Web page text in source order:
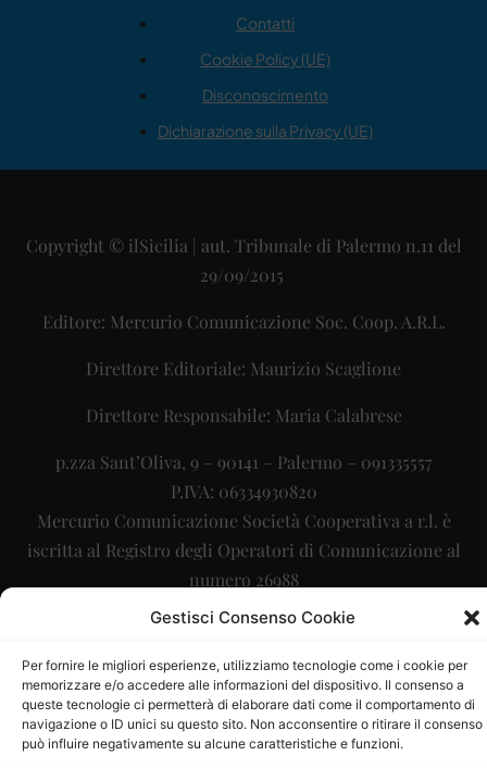
Gestisci Consenso Cookie
Per fornire le migliori esperienze, utilizziamo tecnologie come i cookie per
memorizzare e/o accedere alle informazioni del dispositivo. Il consenso a
queste tecnologie ci permetterà di elaborare dati come il comportamento di
navigazione o ID unici su questo sito. Non acconsentire o ritirare il consenso
può influire negativamente su alcune caratteristiche e funzioni.
Contatti
Cookie Policy (UE)
Disconoscimento
Dichiarazione sulla Privacy (UE)
Copyright © ilSicilia | aut. Tribunale di Palermo n.11 del
29/09/2015
Editore: Mercurio Comunicazione Soc. Coop. A.R.L.
Direttore Editoriale: Maurizio Scaglione
Direttore Responsabile: Maria Calabrese
p.zza Sant’Oliva, 9 – 90141 – Palermo – 091335557
P.IVA: 06334930820
Mercurio Comunicazione Società Cooperativa a r.l. è
iscritta al Registro degli Operatori di Comunicazione al
numero 26988
Sito gestito daLa Digitale srl– info@ladigitale.it